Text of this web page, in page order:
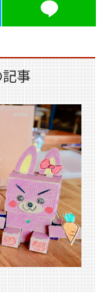
LINEでシェア
事